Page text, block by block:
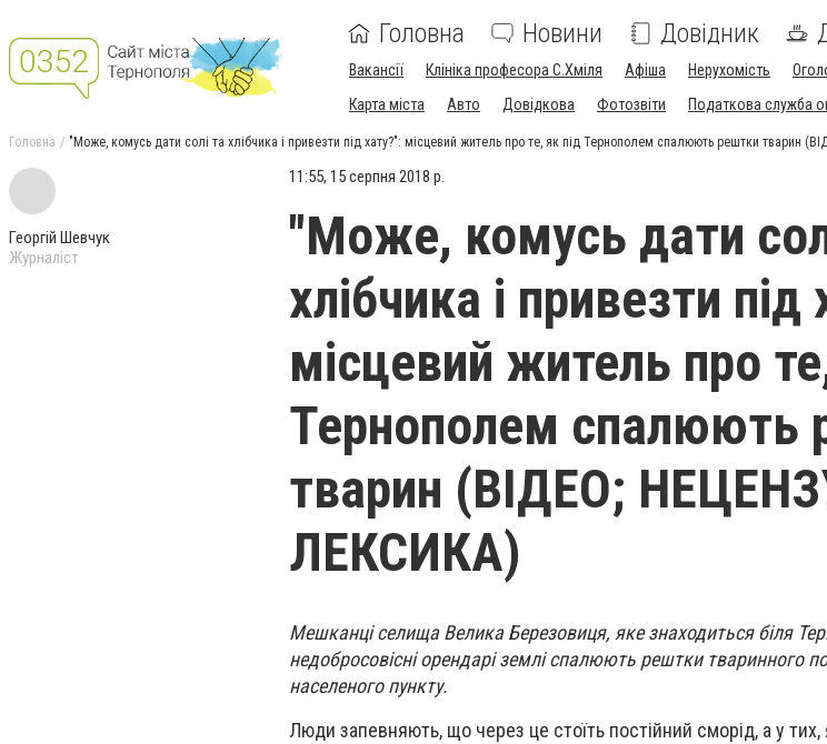
Головна Новини Довідник
Вакансії Клініка професора С.Хміля Афіша Нерухомість
Карта міста
Авто Довідкова Фотозвіти Податкова служба
Головна "Може, комусь дати солі та хлібчика і привезти під хату?": місцевий житель про те, як під Тернополем спалюють рештки тварин
Георгій Шевчук
Журналіст
11:55, 15 серпня 2018 р.
"Може, комусь дати
хлібчика і привезти під
місцевий житель про
Тернополем спалюють
тварин (ВІДЕО;
ЛЕКСИКА)
Мешканці селища Велика Березовиця, яке знаходиться біля
недобросовісні орендарі землі спалюють рештки тваринного
населеного пункту.
Люди запевняють, що через це стоїть постійний сморід, а у тих,